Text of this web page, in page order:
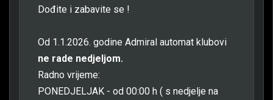
Dođite i zabavite se !
Od 1.1.2026. godine Admiral automat klubovi
ne rade nedjeljom.
Radno vrijeme:
PONEDJELJAK - od 00:00 h ( s nedjelje na